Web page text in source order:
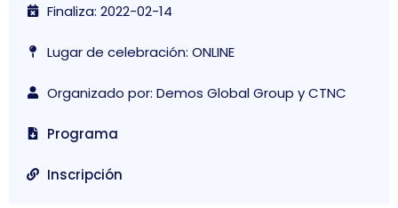
Finaliza: 2022-02-14
Lugar de celebración: ONLINE
Organizado por: Demos Global Group y CTNC
Programa
Inscripción